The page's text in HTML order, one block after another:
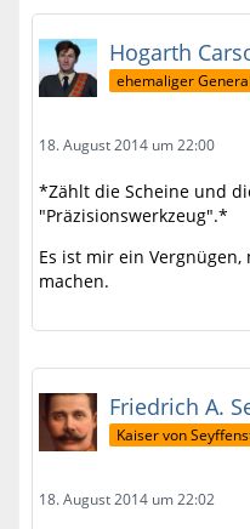
Hogarth
18. August 2014 um 22:00
*Zählt die Scheine und
"Präzisionswerkzeug".*
Es ist mir ein
machen.
Friedrich A.
Kaiser von
18. August 2014 um 22:02